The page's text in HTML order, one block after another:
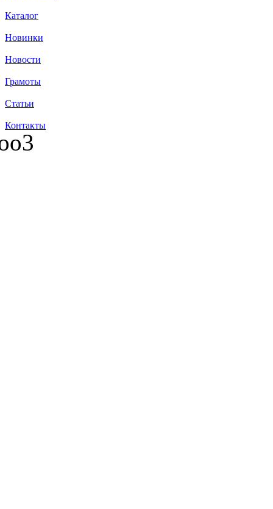
Каталог
Новинки
Новости
Грамоты
Статьи
Контакты